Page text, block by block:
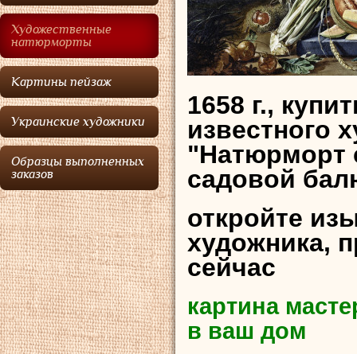
Художественные
натюрморты
Картины пейзаж
Украинские художники
Образцы выполненных
заказов
1658 г.,
известного
"Натюрморт
садовой
откройте
художника,
сейчас
картина
в ваш дом